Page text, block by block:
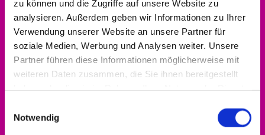
zu können und die Zugriffe auf unsere Website zu
analysieren. Außerdem geben wir Informationen zu Ihrer
Verwendung unserer Website an unsere Partner für
soziale Medien, Werbung und Analysen weiter. Unsere
Partner führen diese Informationen möglicherweise mit
weiteren Daten zusammen, die Sie ihnen bereitgestellt
Notwendig